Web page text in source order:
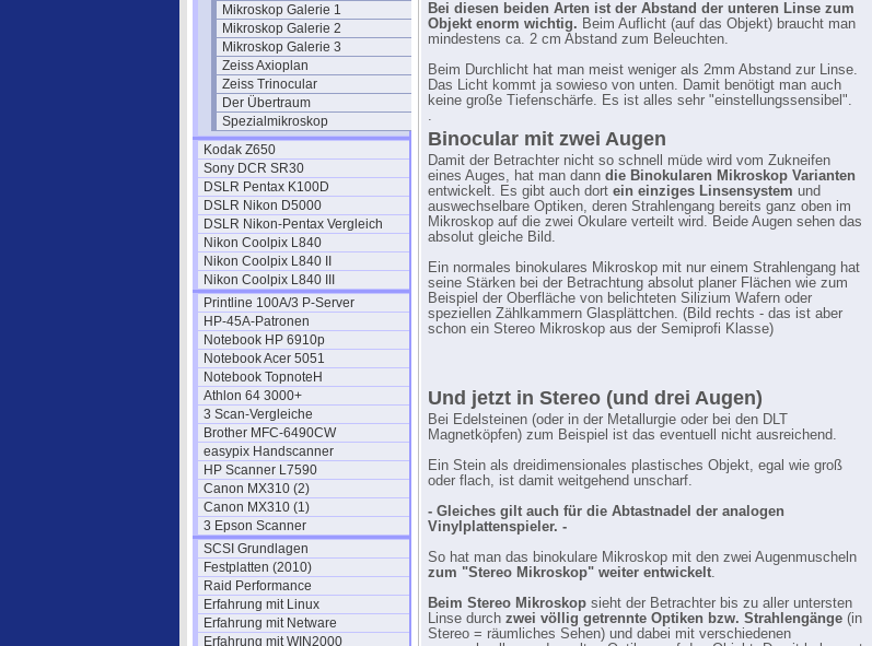
Mikroskop Galerie 1
Mikroskop Galerie 2
Mikroskop Galerie 3
Zeiss Axioplan
Zeiss Trinocular
Der Übertraum
Spezialmikroskop
Kodak Z650
Sony DCR SR30
DSLR Pentax K100D
DSLR Nikon D5000
DSLR Nikon-Pentax Vergleich
Nikon Coolpix L840
Nikon Coolpix L840 II
Nikon Coolpix L840 III
Printline 100A/3 P-Server
HP-45A-Patronen
Notebook HP 6910p
Notebook Acer 5051
Notebook TopnoteH
Athlon 64 3000+
3 Scan-Vergleiche
Brother MFC-6490CW
easypix Handscanner
HP Scanner L7590
Canon MX310 (2)
Canon MX310 (1)
3 Epson Scanner
SCSI Grundlagen
Festplatten (2010)
Raid Performance
Erfahrung mit Linux
Erfahrung mit Netware
Erfahrung mit WIN2000
Bei diesen beiden Arten ist der Abstand der unteren Linse zum
Objekt enorm wichtig. Beim Auflicht (auf das Objekt) braucht man
mindestens ca. 2 cm Abstand zum Beleuchten.
Beim Durchlicht hat man meist weniger als 2mm Abstand zur Linse.
Das Licht kommt ja sowieso von unten. Damit benötigt man auch
keine große Tiefenschärfe. Es ist alles sehr "einstellungssensibel".
.
Binocular mit zwei Augen
Damit der Betrachter nicht so schnell müde wird vom Zukneifen
eines Auges, hat man dann die Binokularen Mikroskop Varianten
entwickelt. Es gibt auch dort ein einziges Linsensystem und
auswechselbare Optiken, deren Strahlengang bereits ganz oben im
Mikroskop auf die zwei Okulare verteilt wird. Beide Augen sehen das
absolut gleiche Bild.
Ein normales binokulares Mikroskop mit nur einem Strahlengang hat
seine Stärken bei der Betrachtung absolut planer Flächen wie zum
Beispiel der Oberfläche von belichteten Silizium Wafern oder
speziellen Zählkammern Glasplättchen. (Bild rechts - das ist aber
schon ein Stereo Mikroskop aus der Semiprofi Klasse)
Und jetzt in Stereo (und drei Augen)
Bei Edelsteinen (oder in der Metallurgie oder bei den DLT
Magnetköpfen) zum Beispiel ist das eventuell nicht ausreichend.
Ein Stein als dreidimensionales plastisches Objekt, egal wie groß
oder flach, ist damit weitgehend unscharf.
- Gleiches gilt auch für die Abtastnadel der analogen
Vinylplattenspieler. -
So hat man das binokulare Mikroskop mit den zwei Augenmuscheln
zum "Stereo Mikroskop" weiter entwickelt.
Beim Stereo Mikroskop sieht der Betrachter bis zu aller untersten
Linse durch zwei völlig getrennte Optiken bzw. Strahlengänge (in
Stereo = räumliches Sehen) und dabei mit verschiedenen